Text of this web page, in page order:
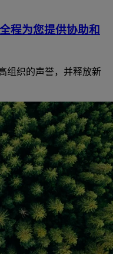
程为您提供协助和
组织的声誉，并释放新